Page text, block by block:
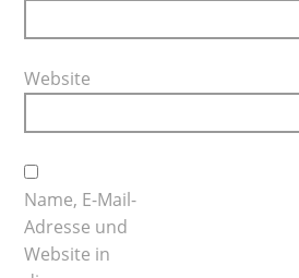
Website
Name, E-Mail-
Adresse und
Website in